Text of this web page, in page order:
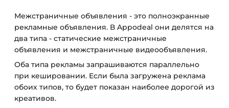
Межстраничные объявления - это полноэкранные
рекламные объявления. В Appodeal они делятся на
два типа - статические межстраничные
объявления и межстраничные видеообъявления.
Оба типа рекламы запрашиваются параллельно
при кешировании. Если была загружена реклама
обоих типов, то будет показан наиболее дорогой из
креативов.